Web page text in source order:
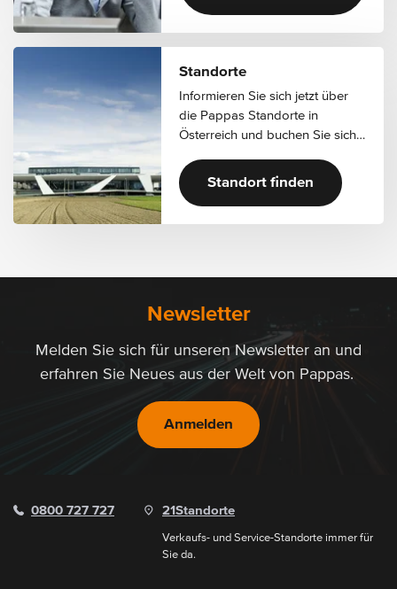
Standorte
Informieren Sie sich jetzt über
die Pappas Standorte in
Österreich und buchen Sie sich
kontaktieren Sie uns!
Standort finden
Newsletter
Melden Sie sich für unseren Newsletter an und
erfahren Sie Neues aus der Welt von Pappas.
Anmelden
0800 727 727 21 Standorte
Verkaufs- und Service-Standorte immer für
Sie da.